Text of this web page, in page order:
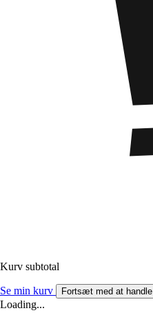
Kurv subtotal
Se min kurv Fortsæt med at handle
Loading...